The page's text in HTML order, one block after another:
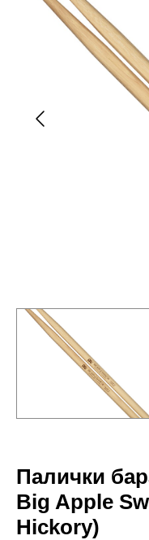
Палички
Big Apple
Hickory)